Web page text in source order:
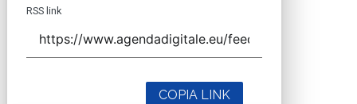
RSS link
COPIA LINK